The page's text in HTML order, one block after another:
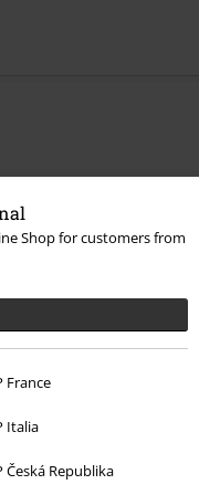
Shop for customers from
France
Italia
Česká Republika